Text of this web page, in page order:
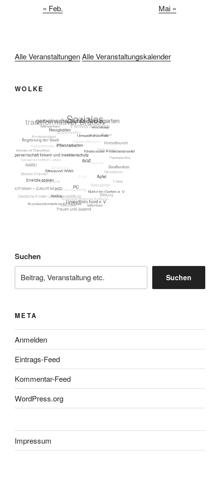
« Feb.
Mai »
Alle VeranstaltungenAlle Veranstaltungskalender
WOLKE
Suchen
Suchen
META
Anmelden
Eintrags-Feed
Kommentar-Feed
WordPress.org
Impressum